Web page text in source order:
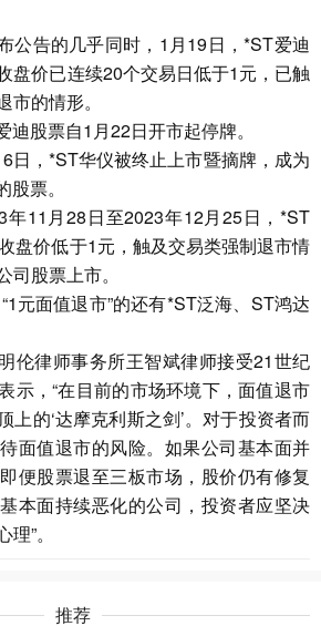
公告的几乎同时，1月19日，*ST爱迪
盘价已连续20个交易日低于1元，已触
的情形。
迪股票自1月22日开市起停牌。
日，*ST华仪被终止上市暨摘牌，成为
票。
年11月28日至2023年12月25日，*ST
盘价低于1元，触及交易类强制退市情
股票上市。
元面值退市”的还有*ST泛海、ST鸿达
伦律师事务所王智斌律师接受21世纪
示，“在目前的市场环境下，面值退市
上的‘达摩克利斯之剑’。对于投资者而
面值退市的风险。如果公司基本面并
便股票退至三板市场，股价仍有修复
本面持续恶化的公司，投资者应坚决
”。
推荐